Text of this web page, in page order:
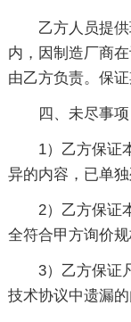
乙方人员提
内，因制造厂商
由乙方负责。保
四、未尽事项
1）乙方保证
异的内容，已单
2）乙方保证
全符合甲方询价规
3）乙方保证
技术协议中遗漏的